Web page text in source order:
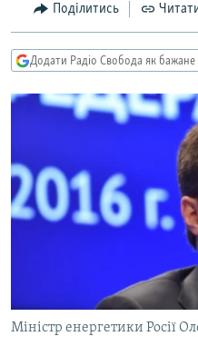
навігації
Перейти
до
ЕКОНОМІКА
КУЛЬТУРА
СПОРТ
СВІТ
РОСІЙСЬКА «ФІЛЬТРАЦІЯ»
КРИМ.РЕАЛІЇ
ТИ ЯК?
ПРИАЗОВ’Я
КИТАЙ.ВИКЛИКИ
СПЕЦПРОЄКТИ
ПОДКАСТИ
Поділитись
Додати Радіо Свобода як
Міністр енергетики Росії